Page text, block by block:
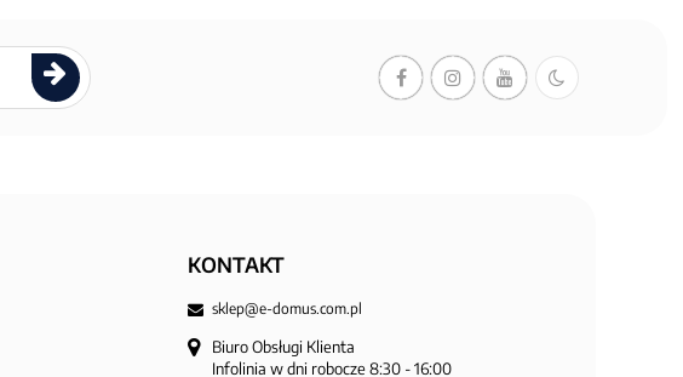
KONTAKT
sklep@e-domus.com.pl
Biuro Obsługi Klienta
Infolinia w dni robocze 8:30 - 16:00